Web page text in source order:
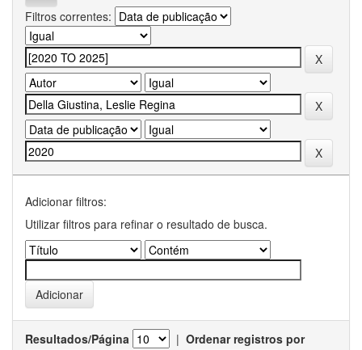
Filtros correntes:
Adicionar filtros:
Utilizar filtros para refinar o resultado de busca.
Resultados/Página | Ordenar registros por